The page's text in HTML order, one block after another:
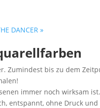
DANCER »
Zumindest bis zu dem
immer noch wirksam ist.
entspannt, ohne Druck